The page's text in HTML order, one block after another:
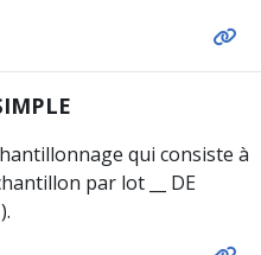
qui consiste à
par lot __ DE